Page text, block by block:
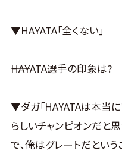
▼HAYATA｢全くない｣
――HAYATA選手の印象は?
▼ダガ｢HAYATAは本当
らしいチャンピオンだと
で､俺はグレートだとい